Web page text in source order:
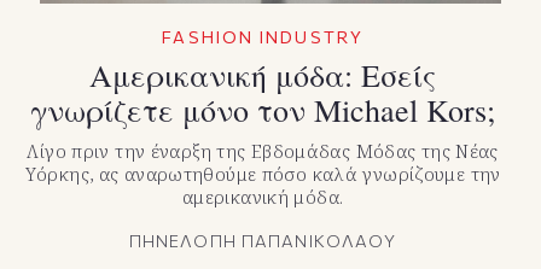
FASHION INDUSTRY
Αμερικανική μόδα: Εσείς
γνωρίζετε μόνο τον Michael Kors;
Λίγο πριν την έναρξη της Εβδομάδας Μόδας της Νέας
Υόρκης, ας αναρωτηθούμε πόσο καλά γνωρίζουμε την
αμερικανική μόδα.
ΠΗΝΕΛΟΠΗ ΠΑΠΑΝΙΚΟΛΑΟΥ